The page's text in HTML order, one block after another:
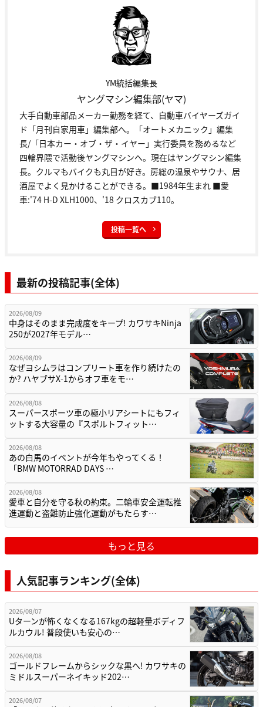
YM統括編集長
ヤングマシン編集部(ヤマ)
大手自動車部品メーカー勤務を経て、自動車バイヤーズガイ
ド「月刊自家用車」編集部へ。「オートメカニック」編集
長/「日本カー・オブ・ザ・イヤー」実行委員を務めるなど
四輪界隈で活動後ヤングマシンへ。現在はヤングマシン編集
長。クルマもバイクも丸目が好き。房総の温泉やサウナ、居
酒屋でよく見かけることができる。■1984年生まれ ■愛
車:'74 H-D XLH1000、'18 クロスカブ110。
投稿一覧へ
最新の投稿記事(全体)
2026/08/09
中身はそのまま完成度をキープ! カワサキNinja
250が2027年モデル…
2026/08/09
なぜヨシムラはコンプリート車を作り続けたの
か? ハヤブサX-1からオフ車をモ…
2026/08/08
スーパースポーツ車の極小リアシートにもフィ
ットする大容量の『スポルトフィット…
2026/08/08
あの白馬のイベントが今年もやってくる！
「BMW MOTORRAD DAYS …
2026/08/08
愛車と自分を守る秋の約束。二輪車安全運転推
進運動と盗難防止強化運動がもたらす…
もっと見る
人気記事ランキング(全体)
2026/08/07
Uターンが怖くなくなる167kgの超軽量ボディフ
ルカウル! 普段使いも安心の…
2026/08/08
ゴールドフレームからシックな黒へ! カワサキの
ミドルスーパーネイキッド202…
2026/08/07